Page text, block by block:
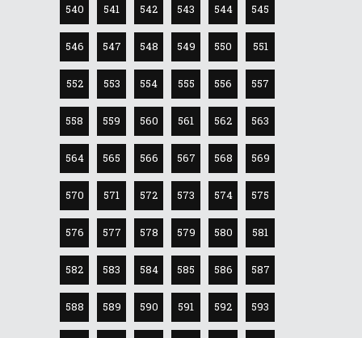
540 541 542 543 544 545
546 547 548 549 550 551
552 553 554 555 556 557
558 559 560 561 562 563
564 565 566 567 568 569
570 571 572 573 574 575
576 577 578 579 580 581
582 583 584 585 586 587
588 589 590 591 592 593